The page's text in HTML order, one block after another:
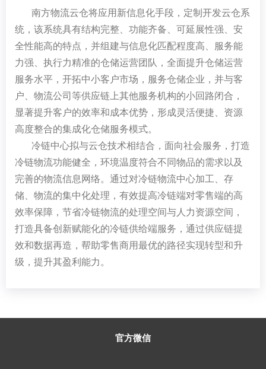
南方物流云仓将应用新信息化手段，定制开发云仓系
统，该系统具有结构完整、功能齐备、可延展性强、安
全性能高的特点，并组建与信息化匹配程度高、服务能
力强、执行力精准的仓储运营团队，全面提升仓储运营
服务水平，开拓中小客户市场，服务仓储企业，并与客
户、物流公司等供应链上其他服务机构的小回路闭合，
显著提升客户的效率和成本优势，形成灵活便捷、资源
高度整合的集成化仓储服务模式。
冷链中心拟与云仓技术相结合，面向社会服务，打造
冷链物流功能健全，环境温度符合不同物品的需求以及
完善的物流信息网络。通过对冷链物流中心加工、存
储、物流的集中化处理，有效提高冷链端对零售端的高
效率保障，节省冷链物流的处理空间与人力资源空间，
打造具备创新赋能化的冷链供给端服务，通过供应链提
效和数据再造，帮助零售商用最优的路径实现转型和升
级，提升其盈利能力。
官方微信